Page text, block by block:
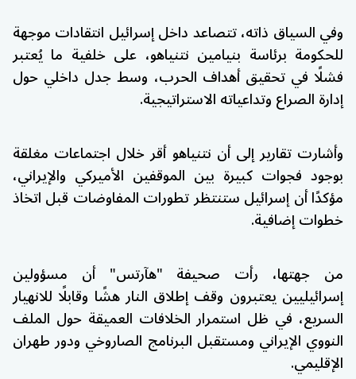
وفي السياق ذاته، تتصاعد داخل إسرائيل انتقادات موجهة
للحكومة برئاسة بنيامين نتنياهو، على خلفية ما يُعتبر
فشلًا في تحقيق أهداف الحرب، وسط جدل داخلي حول
إدارة الصراع وتداعياته الاستراتيجية.
وأشارت تقارير إلى أن نتنياهو أقر خلال اجتماعات مغلقة
بوجود فجوات كبيرة بين الموقفين الأميركي والإيراني،
مؤكدًا أن إسرائيل ستنتظر تطورات المفاوضات قبل اتخاذ
خطوات إضافية.
من جهتها، رأت صحيفة "هآرتس" أن مسؤولين
إسرائيليين يعتبرون وقف إطلاق النار هشًا وقابلًا للانهيار
السريع، في ظل استمرار الخلافات العميقة حول الملف
النووي الإيراني ومستقبل البرنامج الصاروخي ودور طهران
الإقليمي.